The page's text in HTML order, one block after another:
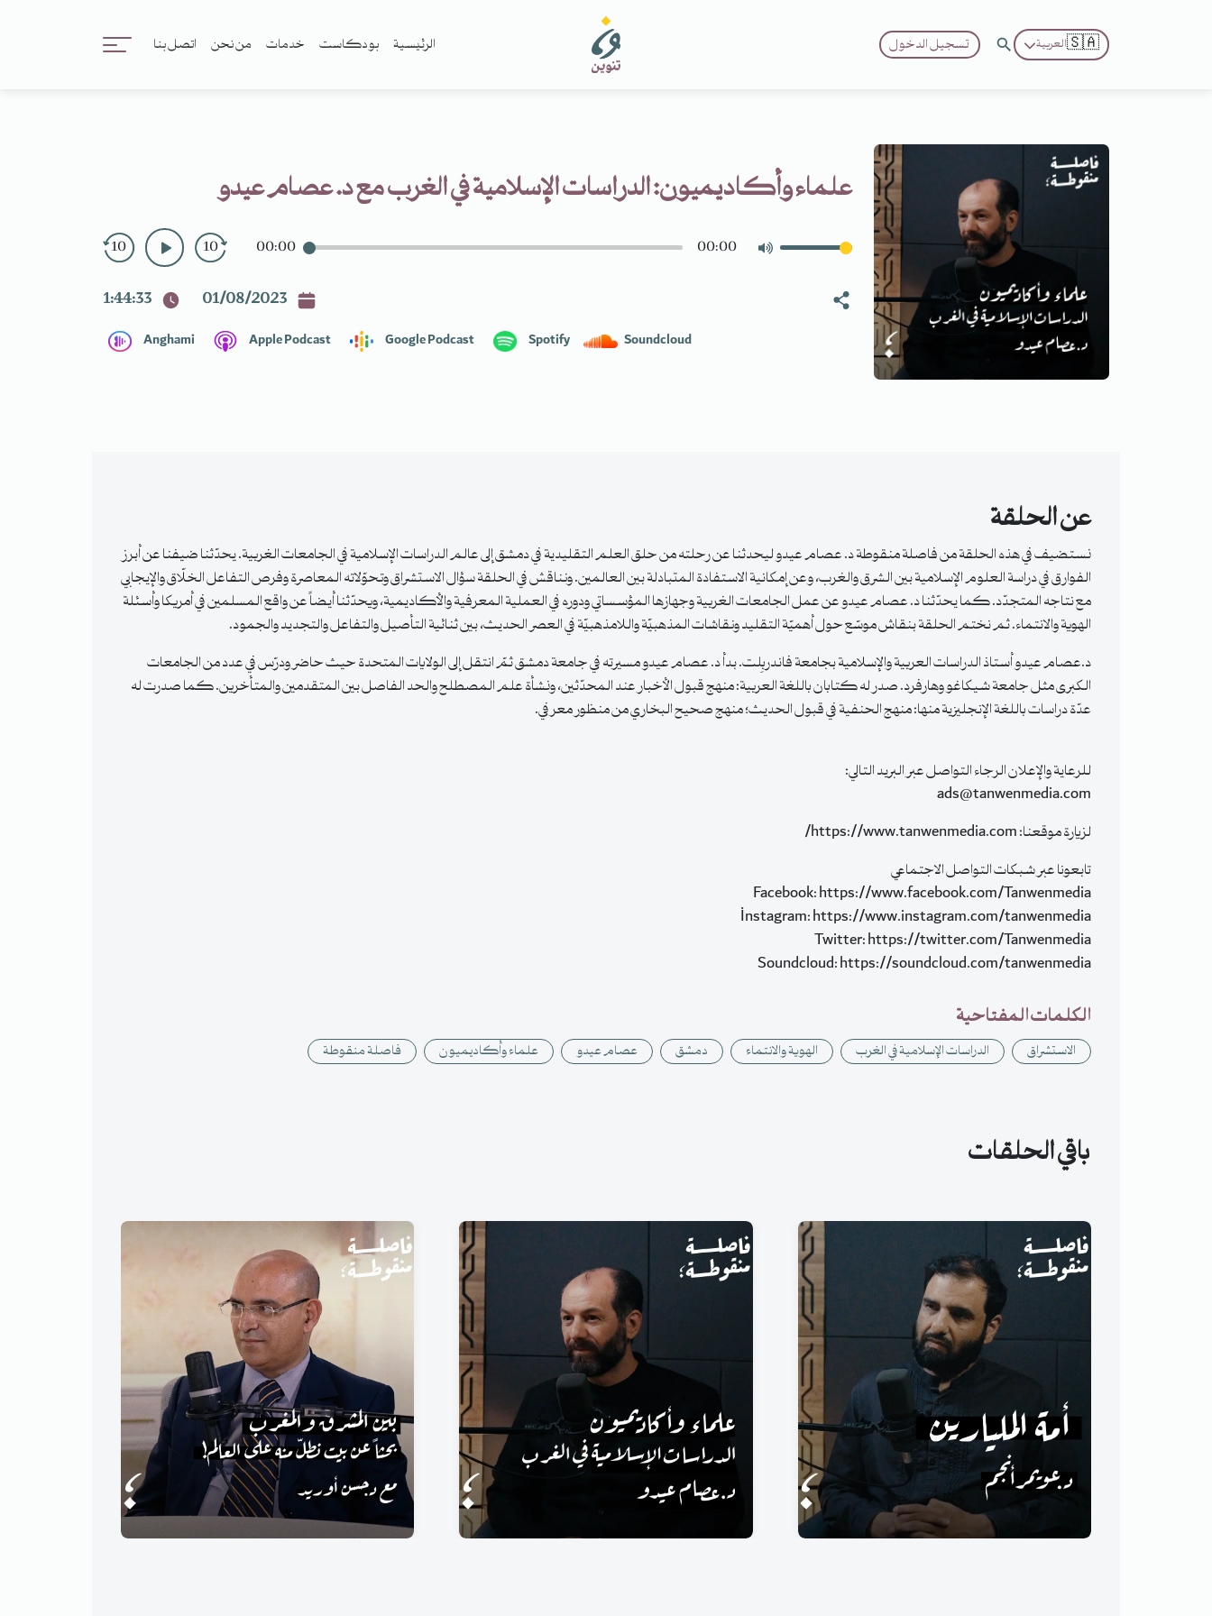
🇸🇦العربية تسجيل الدخول الرئيسية بودكاست خدمات من نحن اتصل بنا
علماء وأكاديميون: الدراسات الإسلامية في الغرب مع د. عصام عيدو
10 10 00:00 00:00
01/08/2023
1:44:33
Soundcloud
Spotify
Google Podcast
Apple Podcast
Anghami
عن الحلقة
نستضيف في هذه الحلقة من فاصلة منقوطة د. عصام عيدو ليحدثنا عن رحلته من حلق العلم التقليدية في دمشق إلى عالم الدراسات الإسلامية في الجامعات الغربية. يحدّثنا ضيفنا عن أبرز
الفوارق في دراسة العلوم الإسلامية بين الشرق والغرب، وعن إمكانية الاستفادة المتبادلة بين العالمين. ونناقش في الحلقة سؤال الاستشراق وتحوّلاته المعاصرة وفرص التفاعل الخلّاق والإيجابي
مع نتاجه المتجدّد. كما يحدّثنا د. عصام عيدو عن عمل الجامعات الغربية وجهازها المؤسساتي ودوره في العملية المعرفية والأكاديمية، ويحدّثنا أيضاً عن واقع المسلمين في أمريكا وأسئلة
الهوية والانتماء. ثم نختم الحلقة بنقاش موسّع حول أهميّة التقليد ونقاشات المذهبيّة واللامذهبيّة في العصر الحديث، بين ثنائية التأصيل والتفاعل والتجديد والجمود.
د.عصام عيدو أستاذ الدراسات العربية والإسلامية بجامعة فاندربِلت. بدأ د. عصام عيدو مسيرته في جامعة دمشق ثمّ انتقل إلى الولايات المتحدة حيث حاضر ودرّس في عدد من الجامعات
الكبرى مثل جامعة شيكاغو وهارفرد. صدر له كتابان باللغة العربية: منهج قبول الأخبار عند المحدّثين، ونشأة علم المصطلح والحد الفاصل بين المتقدمين والمتأخرين. كما صدرت له
عدّة دراسات باللغة الإنجليزية منها: منهج الحنفية في قبول الحديث؛ منهج صحيح البخاري من منظور معرفي.
للرعاية والإعلان الرجاء التواصل عبر البريد التالي:
ads@tanwenmedia.com
لزيارة موقعنا: https://www.tanwenmedia.com/
تابعونا عبر شبكات التواصل الاجتماعي
Facebook: https://www.facebook.com/Tanwenmedia
İnstagram: https://www.instagram.com/tanwenmedia
Twitter: https://twitter.com/Tanwenmedia
Soundcloud: https://soundcloud.com/tanwenmedia
الكلمات المفتاحية
الاستشراق الدراسات الإسلامية في الغرب الهوية والانتماء دمشق عصام عيدو علماء وأكاديميون فاصلة منقوطة
باقي الحلقات
أمة المليارين مع د.عويمر أنجم
علماء وأكاديميون: الدراسات
الإسلامية في الغرب مع د. عصام
بين المشرق والمغرب: بحثاً عن
بيت نطلّ منه على العالم! مع د.
حسن أوريد